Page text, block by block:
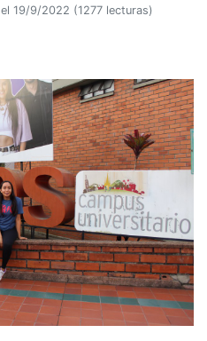
el 19/9/2022 (1277 lecturas)